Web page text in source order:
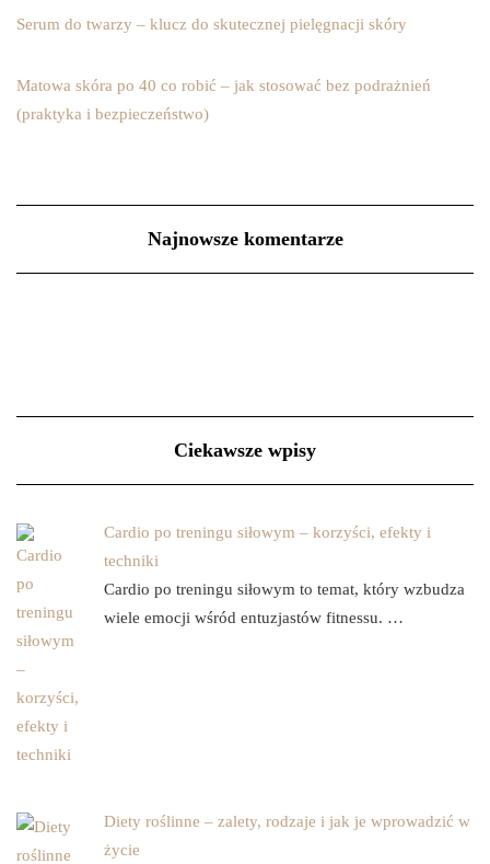
Serum do twarzy – klucz do skutecznej pielęgnacji skóry
Matowa skóra po 40 co robić – jak stosować bez podrażnień
(praktyka i bezpieczeństwo)
Najnowsze komentarze
Ciekawsze wpisy
Cardio po treningu siłowym – korzyści, efekty i
techniki
Cardio po treningu siłowym to temat, który wzbudza
wiele emocji wśród entuzjastów fitnessu. …
Diety roślinne – zalety, rodzaje i jak je wprowadzić w
życie